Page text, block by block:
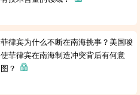
菲律宾为什么不断在南海挑事？美国唆
使菲律宾在南海制造冲突背后有何意
图？